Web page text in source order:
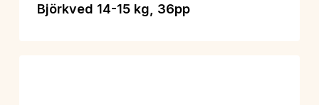
Björkved 14-15 kg, 36pp